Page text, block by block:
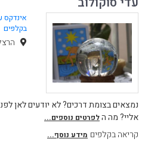
אינדקס
בקלפים
הרצל 27, חדרה ,
נמצאים בצומת דרכים? לא יודעים לאן
אליי? מה הלפרטים נוספים...
קריאה בקלפים מידע נוסף...